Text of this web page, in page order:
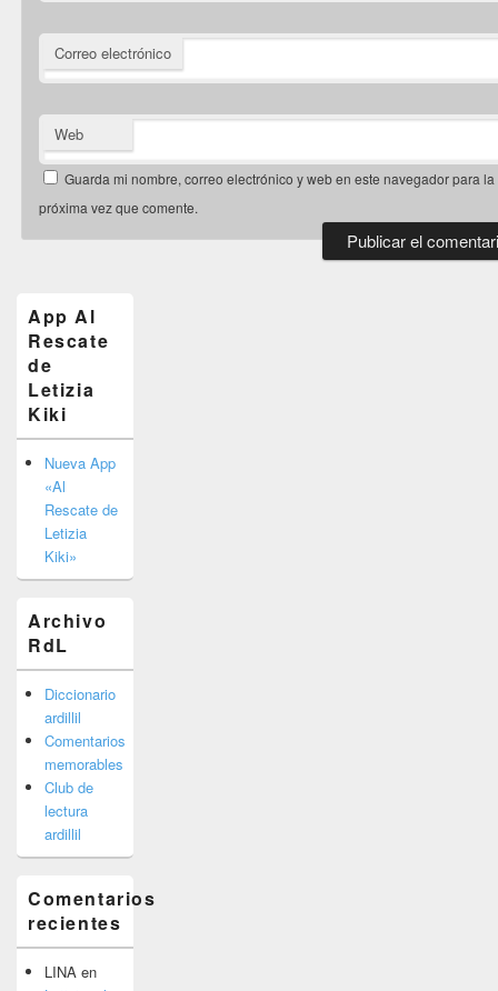
Correo electrónico
Web
Guarda mi nombre, correo electrónico y web en este navegador para la
próxima vez que comente.
widget
barra
lateral
primaria
App Al
Rescate
de
Letizia
Kiki
Nueva App
«Al
Rescate de
Letizia
Kiki»
Archivo
RdL
Diccionario
ardillil
Comentarios
memorables
Club de
lectura
ardillil
Comentarios
recientes
LINA en